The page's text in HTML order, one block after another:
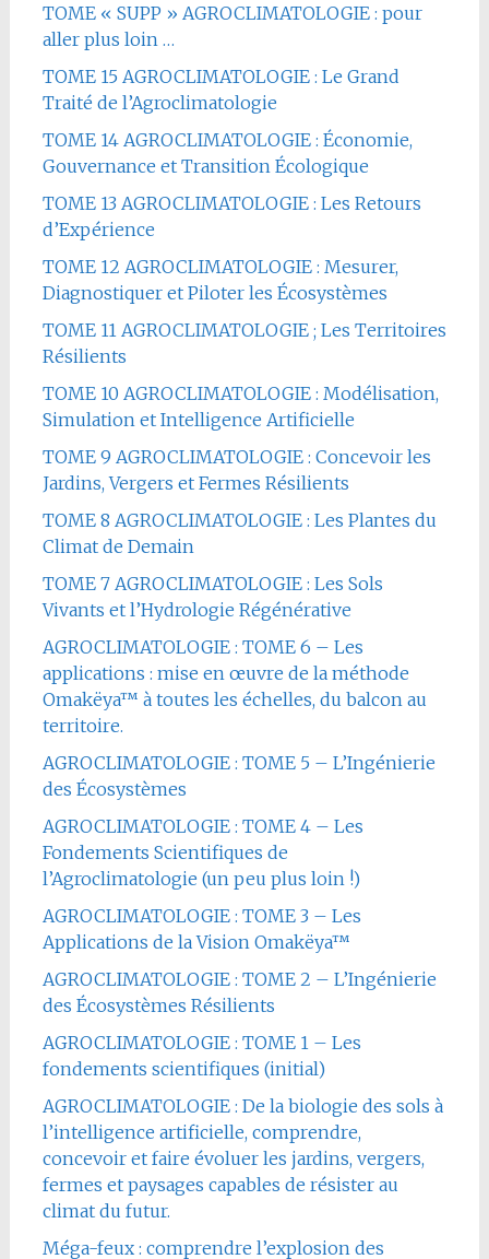
TOME « SUPP » AGROCLIMATOLOGIE : pour
aller plus loin …
TOME 15 AGROCLIMATOLOGIE : Le Grand
Traité de l’Agroclimatologie
TOME 14 AGROCLIMATOLOGIE : Économie,
Gouvernance et Transition Écologique
TOME 13 AGROCLIMATOLOGIE : Les Retours
d’Expérience
TOME 12 AGROCLIMATOLOGIE : Mesurer,
Diagnostiquer et Piloter les Écosystèmes
TOME 11 AGROCLIMATOLOGIE ; Les Territoires
Résilients
TOME 10 AGROCLIMATOLOGIE : Modélisation,
Simulation et Intelligence Artificielle
TOME 9 AGROCLIMATOLOGIE : Concevoir les
Jardins, Vergers et Fermes Résilients
TOME 8 AGROCLIMATOLOGIE : Les Plantes du
Climat de Demain
TOME 7 AGROCLIMATOLOGIE : Les Sols
Vivants et l’Hydrologie Régénérative
AGROCLIMATOLOGIE : TOME 6 – Les
applications : mise en œuvre de la méthode
Omakëya™ à toutes les échelles, du balcon au
territoire.
AGROCLIMATOLOGIE : TOME 5 – L’Ingénierie
des Écosystèmes
AGROCLIMATOLOGIE : TOME 4 – Les
Fondements Scientifiques de
l’Agroclimatologie (un peu plus loin !)
AGROCLIMATOLOGIE : TOME 3 – Les
Applications de la Vision Omakëya™
AGROCLIMATOLOGIE : TOME 2 – L’Ingénierie
des Écosystèmes Résilients
AGROCLIMATOLOGIE : TOME 1 – Les
fondements scientifiques (initial)
AGROCLIMATOLOGIE : De la biologie des sols à
l’intelligence artificielle, comprendre,
concevoir et faire évoluer les jardins, vergers,
fermes et paysages capables de résister au
climat du futur.
Méga-feux : comprendre l’explosion des